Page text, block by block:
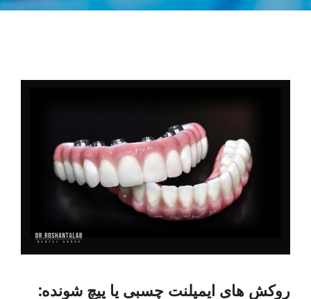
روکش‌ های ایمپلنت چسبی یا پیچ‌ شونده: